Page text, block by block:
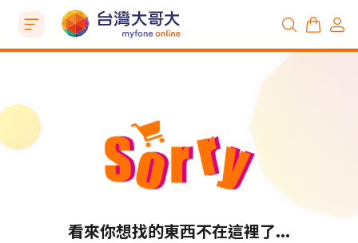
看來你想找的東西不在這裡了...